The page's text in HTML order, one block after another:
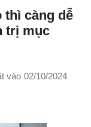
thì càng dễ
trị mục
02/10/2024